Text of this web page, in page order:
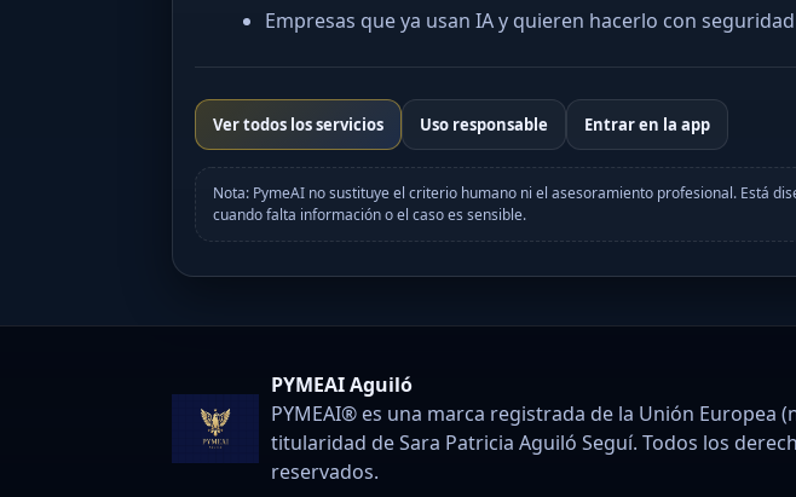
Empresas que ya usan IA y quieren hacerlo con seguridad
Ver todos los servicios Uso responsable Entrar en la app
Nota: PymeAI no sustituye el criterio humano ni el asesoramiento profesional. Está
cuando falta información o el caso es sensible.
PYMEAI Aguiló
PYMEAI® es una marca registrada de la Unión Europea
titularidad de Sara Patricia Aguiló Seguí. Todos los
reservados.